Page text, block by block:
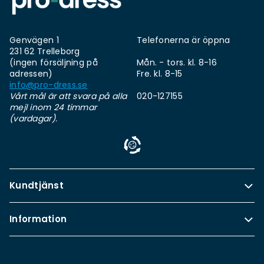
Genvägen 1
231 62 Trelleborg
(ingen försäljning på
adressen)
info@pro-dress.se
Vårt mål är att svara på alla
mejl inom 24 timmar
(vardagar).
Telefonerna är öppna
Mån. - tors. kl. 8-16
Fre. kl. 8-15
020-127155
Kundtjänst
Information